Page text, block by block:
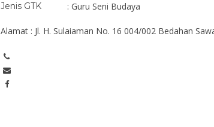
Jenis GTK : Guru Seni Budaya
Alamat : Jl. H. Sulaiaman No. 16 004/002 Bedahan